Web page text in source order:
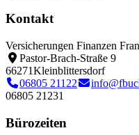
Kontakt
Versicherungen Finanzen
Pastor-Brach-Straße 9
66271Kleinblittersdorf
06805 21122
06805 21231
Bürozeiten